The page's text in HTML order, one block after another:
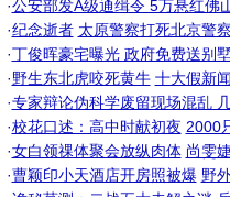
·公安部发A级通缉令 5万悬红佛
·纪念逝者 太原警察打死北京警
·丁俊晖豪宅曝光 政府免费送别
·野生东北虎咬死黄牛 十大假新
·专家辩论伪科学废留现场混乱
·校花口述：高中时献初夜 2000
·女白领祼体聚会放纵肉体 尚雯
·曹颖印小天酒店开房照被爆 野